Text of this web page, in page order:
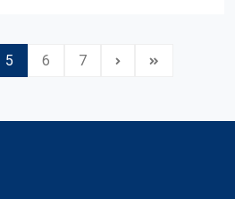
5 6 7